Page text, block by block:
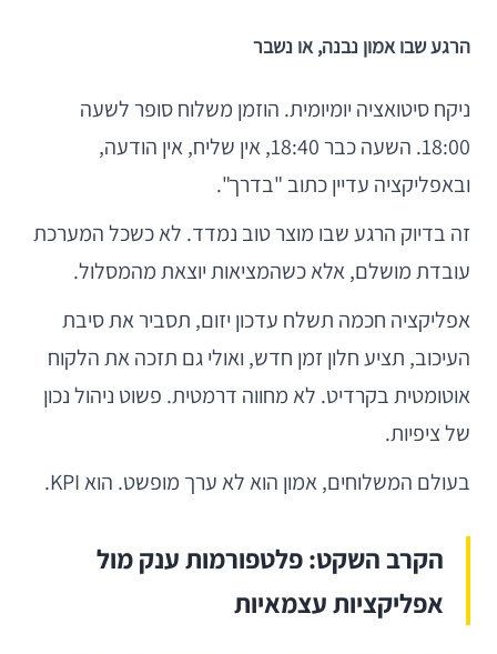
הרגע שבו אמון נבנה, או נשבר
ניקח סיטואציה יומיומית. הוזמן משלוח סופר לשעה
18:00. השעה כבר 18:40, אין שליח, אין הודעה,
ובאפליקציה עדיין כתוב "בדרך".
זה בדיוק הרגע שבו מוצר טוב נמדד. לא כשכל המערכת
עובדת מושלם, אלא כשהמציאות יוצאת מהמסלול.
אפליקציה חכמה תשלח עדכון יזום, תסביר את סיבת
העיכוב, תציע חלון זמן חדש, ואולי גם תזכה את הלקוח
אוטומטית בקרדיט. לא מחווה דרמטית. פשוט ניהול נכון
של ציפיות.
בעולם המשלוחים, אמון הוא לא ערך מופשט. הוא KPI.
הקרב השקט: פלטפורמות ענק מול
אפליקציות עצמאיות